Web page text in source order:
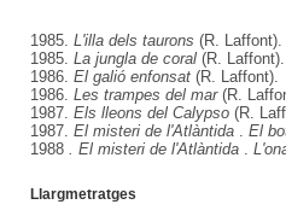
1985. L'illa dels taurons (R. Laffont).
1985. La jungla de coral (R. Laffont).
1986. El galió enfonsat (R. Laffont).
1986. Les trampes del mar (R.
1987. Els lleons del Calypso (R.
1987. El misteri de l'Atlàntida . El
1988 . El misteri de l'Atlàntida .
Llargmetratges